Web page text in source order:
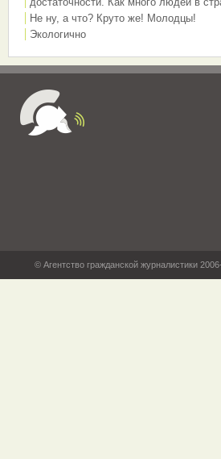
Не ну, а что? Круто же! Молодцы!
Экологично
© Агентство гражданской журналистики